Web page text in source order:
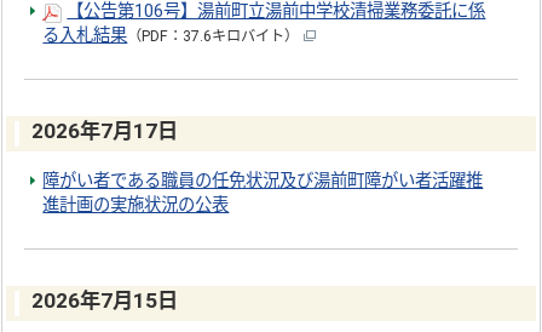
【公告第106号】湯前町立湯前中学校清掃業務委託に係
る入札結果 （PDF：37.6キロバイト）
2026年7月17日
障がい者である職員の任免状況及び湯前町障がい者活躍推
進計画の実施状況の公表
2026年7月15日